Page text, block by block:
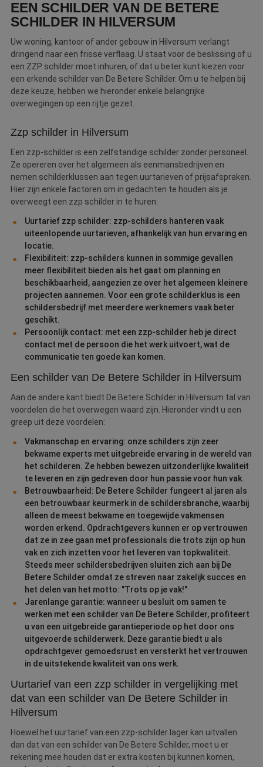
EEN SCHILDER VAN DE BETERE
SCHILDER IN HILVERSUM
Uw woning, kantoor of ander gebouw in Hilversum verlangt
dringend naar een frisse verflaag. U staat voor de beslissing of u
een ZZP schilder moet inhuren, of dat u beter kunt kiezen voor
een erkende schilder van De Betere Schilder. Om u te helpen bij
deze keuze, hebben we hieronder enkele belangrijke
overwegingen op een rijtje gezet.
Zzp schilder in Hilversum
Een zzp-schilder is een zelfstandige schilder zonder personeel.
Ze opereren over het algemeen als eenmansbedrijven en
nemen schilderklussen aan tegen uurtarieven of prijsafspraken.
Hier zijn enkele factoren om in gedachten te houden als je
overweegt een zzp schilder in te huren:
Uurtarief zzp schilder: zzp-schilders hanteren vaak
uiteenlopende uurtarieven, afhankelijk van hun ervaring en
locatie.
Flexibiliteit: zzp-schilders kunnen in sommige gevallen
meer flexibiliteit bieden als het gaat om planning en
beschikbaarheid, aangezien ze over het algemeen kleinere
projecten aannemen. Voor een grote schilderklus is een
schildersbedrijf met meerdere werknemers vaak beter
geschikt.
Persoonlijk contact: met een zzp-schilder heb je direct
contact met de persoon die het werk uitvoert, wat de
communicatie ten goede kan komen.
Een schilder van De Betere Schilder in Hilversum
Aan de andere kant biedt De Betere Schilder in Hilversum tal van
voordelen die het overwegen waard zijn. Hieronder vindt u een
greep uit deze voordelen:
Vakmanschap en ervaring: onze schilders zijn zeer
bekwame experts met uitgebreide ervaring in de wereld van
het schilderen. Ze hebben bewezen uitzonderlijke kwaliteit
te leveren en zijn gedreven door hun passie voor hun vak.
Betrouwbaarheid: De Betere Schilder fungeert al jaren als
een betrouwbaar keurmerk in de schildersbranche, waarbij
alleen de meest bekwame en toegewijde vakmensen
worden erkend. Opdrachtgevers kunnen er op vertrouwen
dat ze in zee gaan met professionals die trots zijn op hun
vak en zich inzetten voor het leveren van topkwaliteit.
Steeds meer schildersbedrijven sluiten zich aan bij De
Betere Schilder omdat ze streven naar zakelijk succes en
het delen van het motto: "Trots op je vak!"
Jarenlange garantie: wanneer u besluit om samen te
werken met een schilder van De Betere Schilder, profiteert
u van een uitgebreide garantieperiode op het door ons
uitgevoerde schilderwerk. Deze garantie biedt u als
opdrachtgever gemoedsrust en versterkt het vertrouwen
in de uitstekende kwaliteit van ons werk.
Uurtarief van een zzp schilder in vergelijking met
dat van een schilder van De Betere Schilder in
Hilversum
Hoewel het uurtarief van een zzp-schilder lager kan uitvallen
dan dat van een schilder van De Betere Schilder, moet u er
rekening mee houden dat er extra kosten bij kunnen komen,